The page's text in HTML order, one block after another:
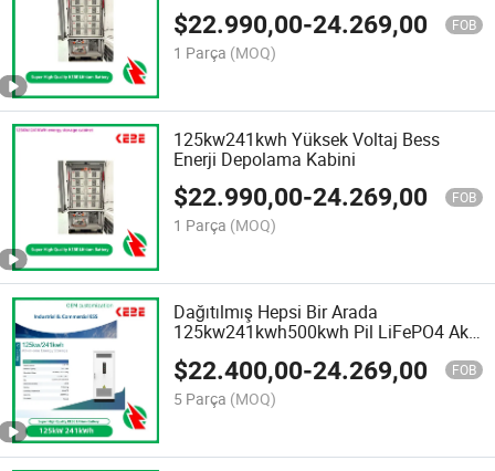
$22.990,00-24.269,00 FOB
1 Parça (MOQ)
125kw241kwh Yüksek Voltaj Bess
Enerji Depolama Kabini
$22.990,00-24.269,00 FOB
1 Parça (MOQ)
Dağıtılmış Hepsi Bir Arada
125kw241kwh500kwh Pil LiFePO4 Akü
Depolama Sistemi
$22.400,00-24.269,00 FOB
5 Parça (MOQ)